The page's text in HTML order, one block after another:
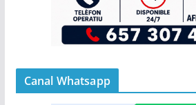
Canal Whatsapp